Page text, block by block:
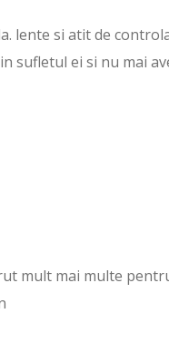
lente si atit de
sufletul ei si nu mai
mult mai multe